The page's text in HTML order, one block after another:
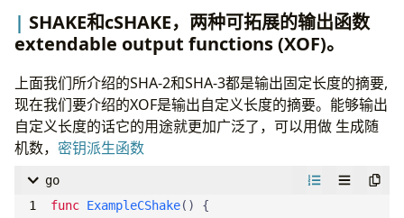
SHAKE和cSHAKE，两种可拓展的输出函数
extendable output functions (XOF)。
上面我们所介绍的SHA-2和SHA-3都是输出固定长度的摘要,
现在我们要介绍的XOF是输出自定义长度的摘要。能够输出
自定义长度的话它的用途就更加广泛了，可以用做 生成随
机数， 密钥派生函数
go
func ExampleCShake()
{